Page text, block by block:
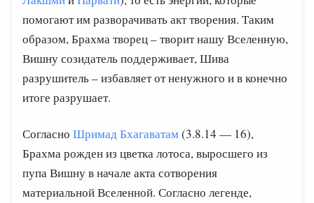
помогают им разворачивать акт творения. Таким
образом, Брахма творец – творит нашу Вселенную,
Вишну созидатель поддерживает, Шива
разрушитель – избавляет от ненужного и в конечно
итоге разрушает.
Согласно Шримад Бхагаватам(3.8.14 — 16),
Брахма рожден из цветка лотоса, выросшего из
пупа Вишну в начале акта сотворения
материальной Вселенной. Согласно легенде,